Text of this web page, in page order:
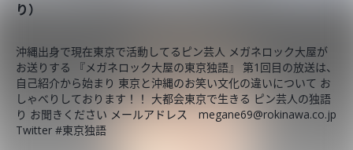
り）
沖縄出身で現在東京で活動してるピン芸人 メガネロック大屋が
お送りする 『メガネロック大屋の東京独語』 第1回目の放送は、
自己紹介から始まり 東京と沖縄のお笑い文化の違いについて お
しゃべりしております！！ 大都会東京で生きる ピン芸人の独語
り お聞きください メールアドレス megane69@rokinawa.co.jp
Twitter #東京独語